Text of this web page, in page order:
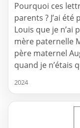
Pourquoi ces
parents ? J’ai
Louis que je n’ai
mère paternelle
père maternel
quand je n’étais
2024